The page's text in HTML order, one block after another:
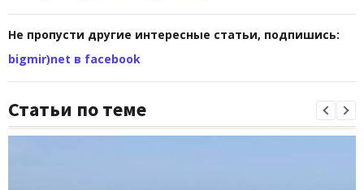
Не пропусти другие интересные статьи, подпишись:
bigmir)net в facebook
Статьи по теме